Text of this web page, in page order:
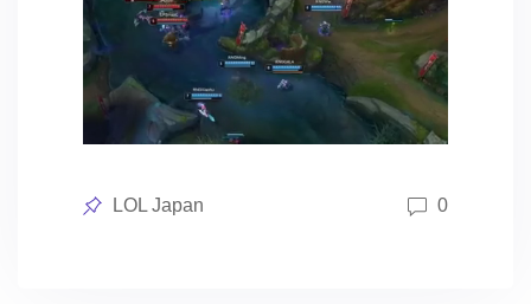
Posted
LOL Japan 0